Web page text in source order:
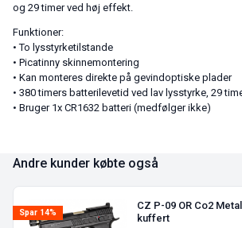
og 29 timer ved høj effekt.
Funktioner:
• To lysstyrketilstande
• Picatinny skinnemontering
• Kan monteres direkte på gevindoptiske plader
• 380 timers batterilevetid ved lav lysstyrke, 29
• Bruger 1x CR1632 batteri (medfølger ikke)
Andre kunder købte også
Spar 14%
CZ P-09 OR Co2
kuffert